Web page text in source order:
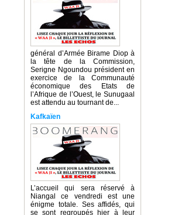
général d’Armée Birame Diop à
la tête de la Commission,
Serigne Ngoundou président en
exercice de la Communauté
économique des Etats de
l’Afrique de l’Ouest, le Sunugaal
est attendu au tournant de...
Kafkaïen
L’accueil qui sera réservé à
Niangal ce vendredi est une
énigme totale. Ses affidés, qui
se sont regroupés hier à leur